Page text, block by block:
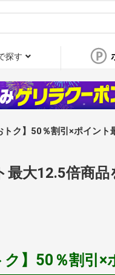
探す
トク】50％割引×ポイン
最大12.5倍商
ク】50％割引